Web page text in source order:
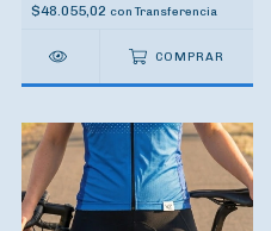
$48.055,02 con Transferencia
COMPRAR